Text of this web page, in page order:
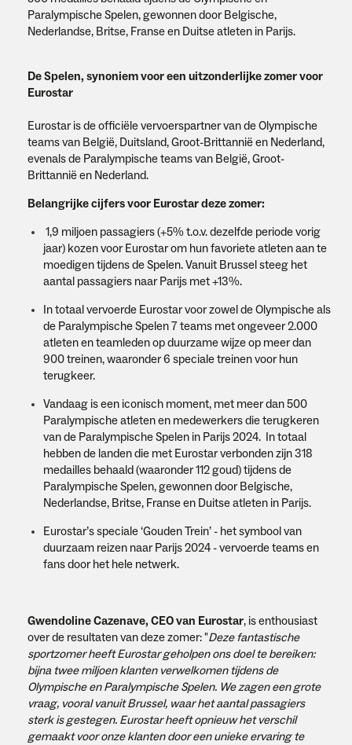
Paralympische Spelen, gewonnen door Belgische,
Nederlandse, Britse, Franse en Duitse atleten in Parijs.
De Spelen, synoniem voor een uitzonderlijke zomer voor
Eurostar
Eurostar is de officiële vervoerspartner van de Olympische
teams van België, Duitsland, Groot-Brittannië en Nederland,
evenals de Paralympische teams van België, Groot-
Brittannië en Nederland.
Belangrijke cijfers voor Eurostar deze zomer:
1,9 miljoen passagiers (+5% t.o.v. dezelfde periode vorig
jaar) kozen voor Eurostar om hun favoriete atleten aan te
moedigen tijdens de Spelen. Vanuit Brussel steeg het
aantal passagiers naar Parijs met +13%.
In totaal vervoerde Eurostar voor zowel de Olympische als
de Paralympische Spelen 7 teams met ongeveer 2.000
atleten en teamleden op duurzame wijze op meer dan
900 treinen, waaronder 6 speciale treinen voor hun
terugkeer.
Vandaag is een iconisch moment, met meer dan 500
Paralympische atleten en medewerkers die terugkeren
van de Paralympische Spelen in Parijs 2024. In totaal
hebben de landen die met Eurostar verbonden zijn 318
medailles behaald (waaronder 112 goud) tijdens de
Paralympische Spelen, gewonnen door Belgische,
Nederlandse, Britse, Franse en Duitse atleten in Parijs.
Eurostar’s speciale ‘Gouden Trein’ - het symbool van
duurzaam reizen naar Parijs 2024 - vervoerde teams en
fans door het hele netwerk.
Gwendoline Cazenave, CEO van Eurostar, is enthousiast
over de resultaten van deze zomer: "Deze fantastische
sportzomer heeft Eurostar geholpen ons doel te bereiken:
bijna twee miljoen klanten verwelkomen tijdens de
Olympische en Paralympische Spelen. We zagen een grote
vraag, vooral vanuit Brussel, waar het aantal passagiers
sterk is gestegen. Eurostar heeft opnieuw het verschil
gemaakt voor onze klanten door een unieke ervaring te